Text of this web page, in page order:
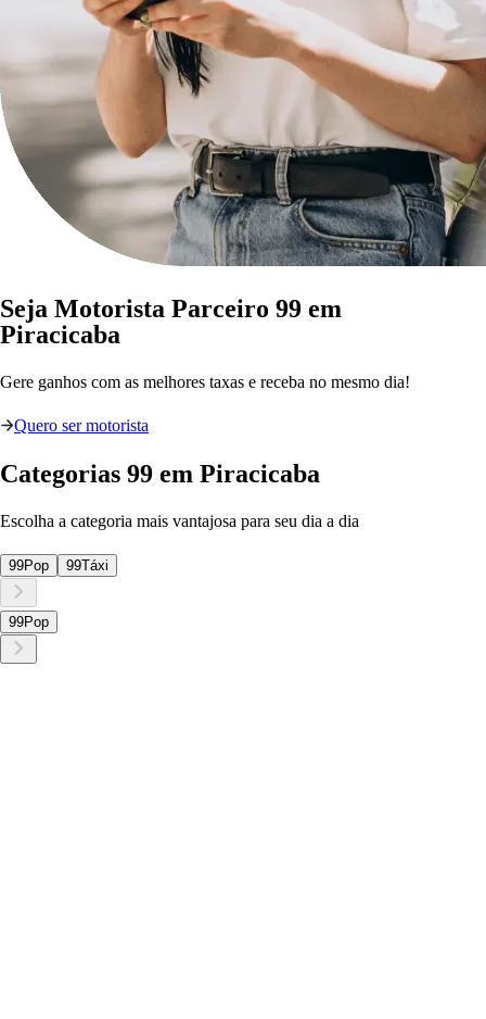
Seja Motorista Parceiro 99 em
Piracicaba
Gere ganhos com as melhores taxas e receba no mesmo dia!
Quero ser motorista
Categorias 99 em Piracicaba
Escolha a categoria mais vantajosa para seu dia a dia
99Pop 99Táxi
99Pop